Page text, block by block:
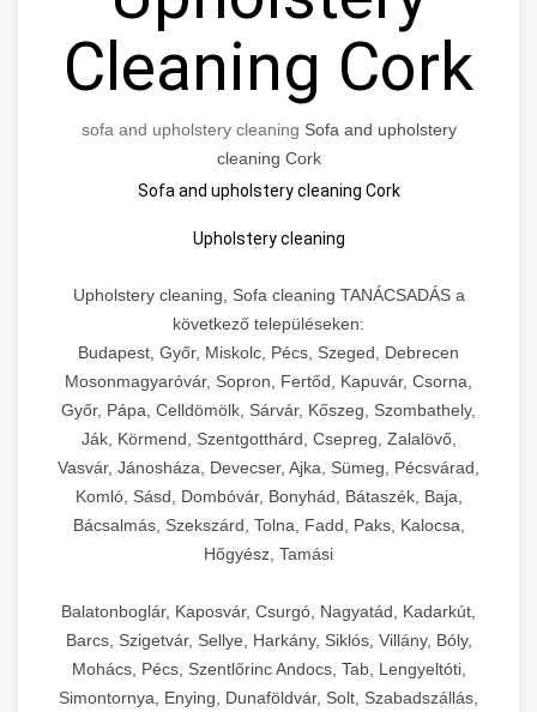
Cleaning Cork
sofa and upholstery cleaning Sofa and upholstery
cleaning Cork
Sofa and upholstery cleaning Cork
Upholstery cleaning
Upholstery cleaning, Sofa cleaning TANÁCSADÁS a
következő településeken:
Budapest, Győr, Miskolc, Pécs, Szeged, Debrecen
Mosonmagyaróvár, Sopron, Fertőd, Kapuvár, Csorna,
Győr, Pápa, Celldömölk, Sárvár, Kőszeg, Szombathely,
Ják, Körmend, Szentgotthárd, Csepreg, Zalalövő,
Vasvár, Jánosháza, Devecser, Ajka, Sümeg, Pécsvárad,
Komló, Sásd, Dombóvár, Bonyhád, Bátaszék, Baja,
Bácsalmás, Szekszárd, Tolna, Fadd, Paks, Kalocsa,
Hőgyész, Tamási
Balatonboglár, Kaposvár, Csurgó, Nagyatád, Kadarkút,
Barcs, Szigetvár, Sellye, Harkány, Siklós, Villány, Bóly,
Mohács, Pécs, Szentlőrinc Andocs, Tab, Lengyeltóti,
Simontornya, Enying, Dunaföldvár, Solt, Szabadszállás,